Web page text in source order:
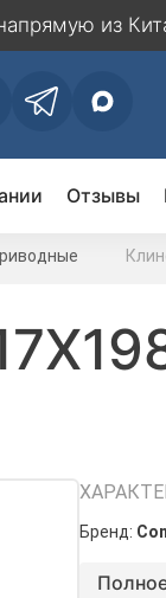
из
Отзывы
Бренд: